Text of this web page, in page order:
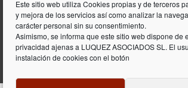
Este sitio web utiliza Cookies propias y de terceros
y mejora de los servicios así como analizar la
carácter personal sin su consentimiento.
Asimismo, se informa que este sitio web dispone
privacidad ajenas a LUQUEZ ASOCIADOS SL. El
instalación de cookies con el botón
Lúquez & ASSOCIATS, SL
Consultoría Laboral, que
una trayectória de 20 años en
ámbito laboral y de gestión
empresas